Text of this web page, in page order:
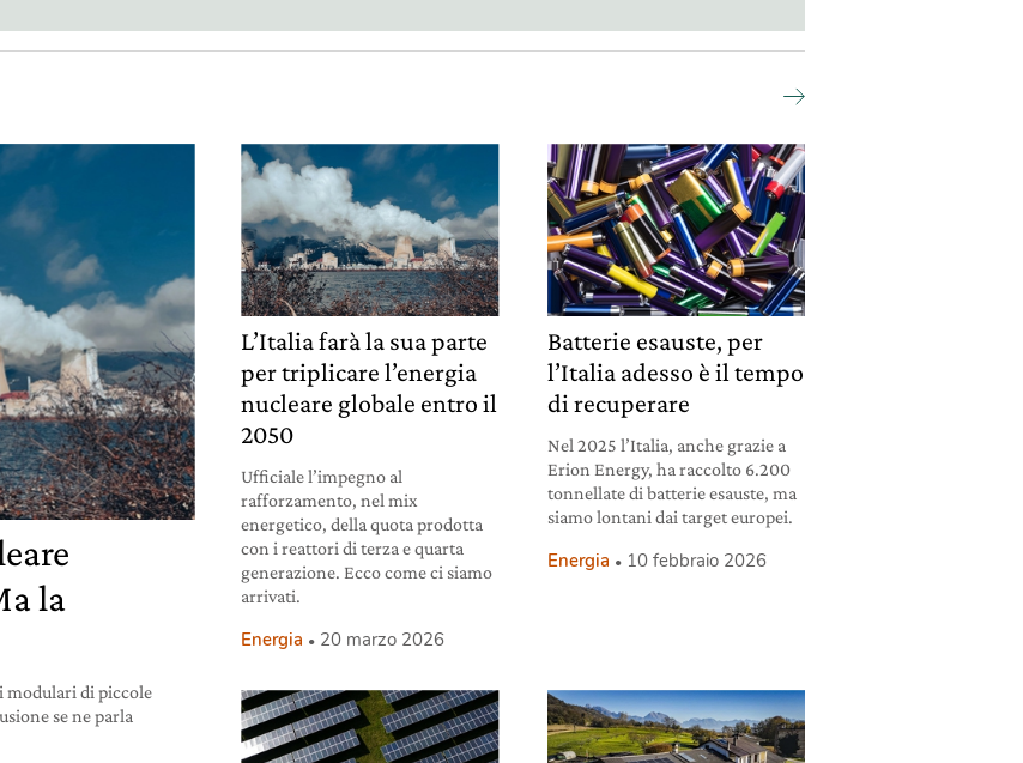
la
modulari di piccole
se ne parla
L’Italia farà la sua parte
per triplicare l’energia
nucleare globale entro il
2050
Ufficiale l’impegno al
rafforzamento, nel mix
energetico, della quota prodotta
con i reattori di terza e quarta
generazione. Ecco come ci siamo
arrivati.
Energia 20 marzo 2026
Batterie esauste, per
l’Italia adesso è il tempo
di recuperare
Nel 2025 l’Italia, anche grazie a
Erion Energy, ha raccolto 6.200
tonnellate di batterie esauste, ma
siamo lontani dai target europei.
Energia 10 febbraio 2026